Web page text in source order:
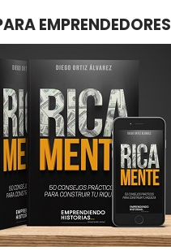
EMPRENDEDORES